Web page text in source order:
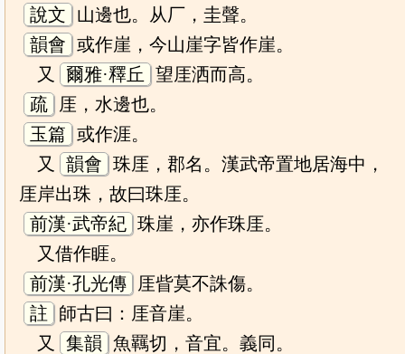
說文
山邊也。从厂，圭聲。
韻會 或作崖，今山崖字皆作崖。
又
爾雅·釋丘
望厓洒而高。
疏
厓，水邊也。
玉篇 或作涯。
又
韻會 珠厓，郡名。漢武帝置地居海中，
厓岸出珠，故曰珠厓。
前漢·武帝紀 珠崖，亦作珠厓。
又借作睚。
前漢·孔光傳
厓眥莫不誅傷。
註
師古曰：厓音崖。
又
集韻 魚羈切，音宜。義同。